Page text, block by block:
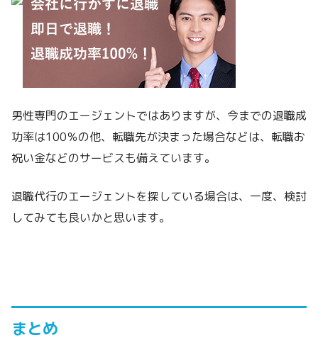
男性専門のエージェントではありますが、今までの退職成
功率は100％の他、転職先が決まった場合などは、転職お
祝い金などのサービスも備えています。
退職代行のエージェントを探している場合は、一度、検討
してみても良いかと思います。
まとめ